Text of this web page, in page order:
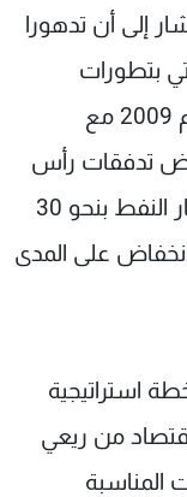
إلى أن تدهورا
بتطورات
شبيهة بما مرت به المنطقة خلال عام 2009 مع
تدفقات رأس
المال. وتوقع التقرير أن تنخفض أسعار النفط بنحو 30
يستمر الانخفاض على المدى
استراتيجية
من ريعي
المناسبة